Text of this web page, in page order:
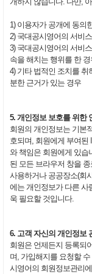
1) 이용자가 공개에 동의
2) 국대공시영어의 서비
3) 국대공시영어의 서비
속을 해치는 행위를 한 경
4) 기타 법적인 조치를
분한 근거가 있는 경우
5. 개인정보 보호를 위한
회원의 개인정보는 기본
호되며, 회원에게 부여된
와 책임은 회원에게 있습
된 모든 브라우저 창을
사용하거나 공공장소(회
에는 개인정보가 다른 사
욱 필요할 것입니다.
6. 고객 자신의 개인정보
회원은 언제든지 등록되
며, 가입해지를 요청할
시영어의 회원정보관리